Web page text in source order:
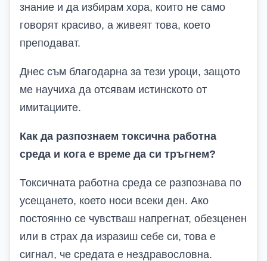
знание и да избирам хора, които не само
говорят красиво, а живеят това, което
преподават.
Днес съм благодарна за тези уроци, защото
ме научиха да отсявам истинското от
имитациите.
Как да разпознаем токсична работна
среда и кога е време да си тръгнем?
Токсичната работна среда се разпознава по
усещането, което носи всеки ден. Ако
постоянно се чувстваш напрегнат, обезценен
или в страх да изразиш себе си, това е
сигнал, че средата е нездравословна.